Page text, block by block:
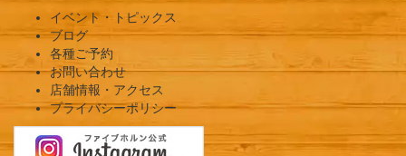
イベント・トピックス
ブログ
各種ご予約
お問い合わせ
店舗情報・アクセス
プライバシーポリシー